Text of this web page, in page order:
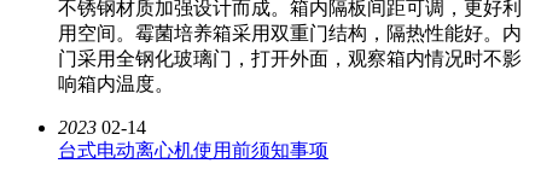
不锈钢材质加强设计而成。箱内隔板间距可调，更好利
用空间。霉菌培养箱采用双重门结构，隔热性能好。内
门采用全钢化玻璃门，打开外面，观察箱内情况时不影
响箱内温度。
2023 02-14
台式电动离心机使用前须知事项